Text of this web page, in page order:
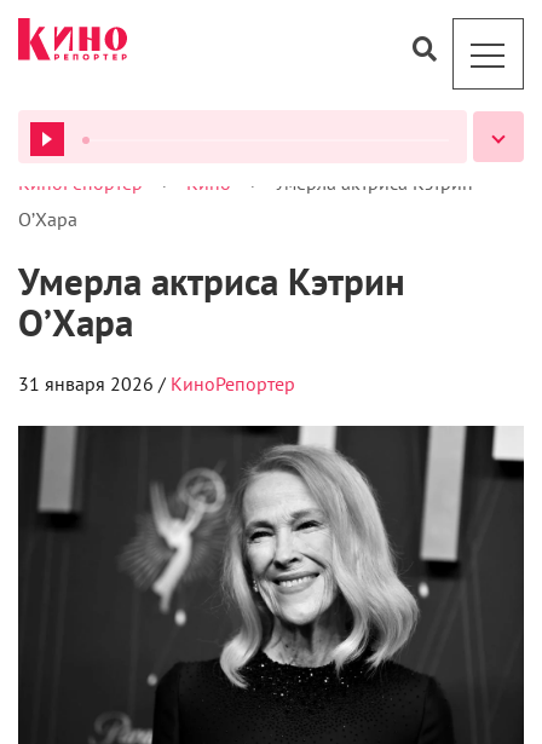
ВСЕ ПОДКАСТЫ
КиноРепортер > Кино >
Умерла актриса Кэтрин
О’Хара
Умерла актриса Кэтрин
О’Хара
31 января 2026 / КиноРепортер